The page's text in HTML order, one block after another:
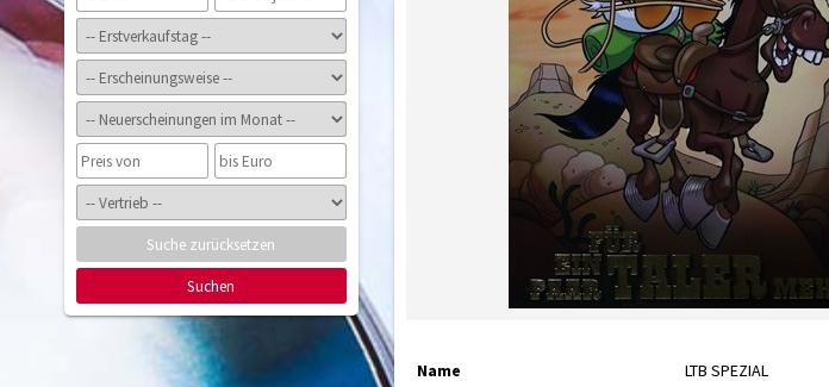
Suche zurücksetzen
Suchen
Name
LTB SPEZIAL